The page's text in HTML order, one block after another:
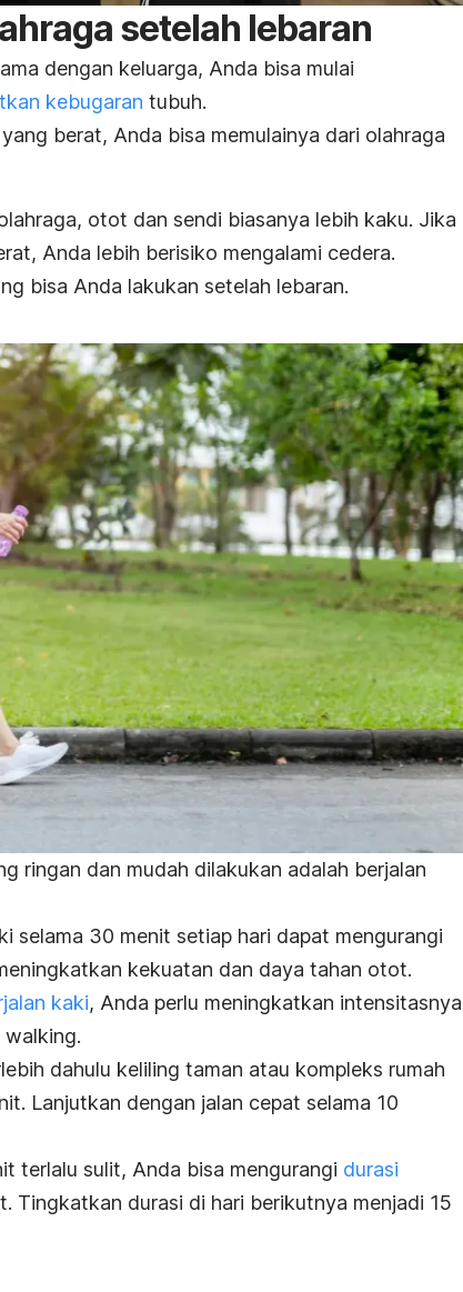
setelah lebaran
dengan keluarga, Anda bisa mulai
kebugaran tubuh.
berat, Anda bisa memulainya dari olahraga
otot dan sendi biasanya lebih kaku. Jika
Anda lebih berisiko mengalami cedera.
bisa Anda lakukan setelah lebaran.
ringan dan mudah dilakukan adalah berjalan
selama 30 menit setiap hari dapat mengurangi
kekuatan dan daya tahan otot.
kaki, Anda perlu meningkatkan intensitasnya
walking.
dahulu keliling taman atau kompleks rumah
Lanjutkan dengan jalan cepat selama 10
terlalu sulit, Anda bisa mengurangi durasi
Tingkatkan durasi di hari berikutnya menjadi 15